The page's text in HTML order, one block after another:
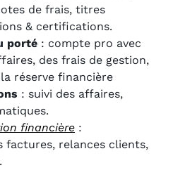
de frais, titres
& certifications.
porté : compte pro avec
des frais de gestion,
réserve financière
: suivi des affaires,
financière :
factures, relances clients,